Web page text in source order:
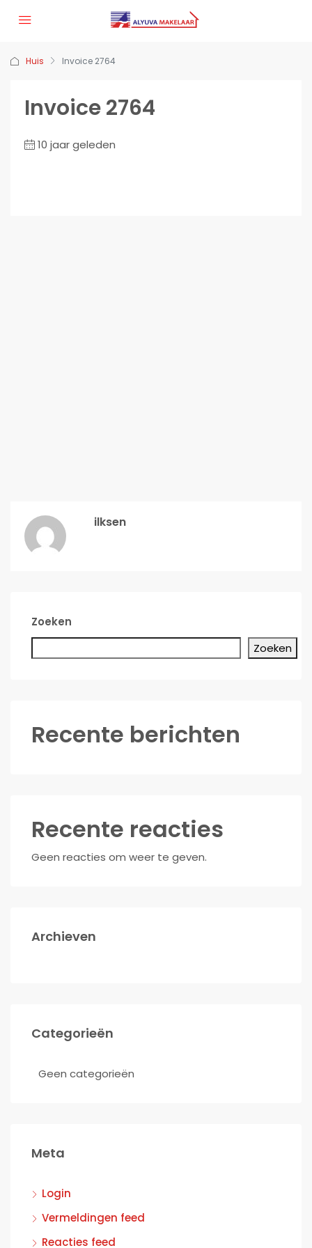
Huis Invoice 2764
Invoice 2764
10 jaar geleden
ilksen
Zoeken
Zoeken
Recente berichten
Recente reacties
Geen reacties om weer te geven.
Archieven
Categorieën
Geen categorieën
Meta
Login
Vermeldingen feed
Reacties feed